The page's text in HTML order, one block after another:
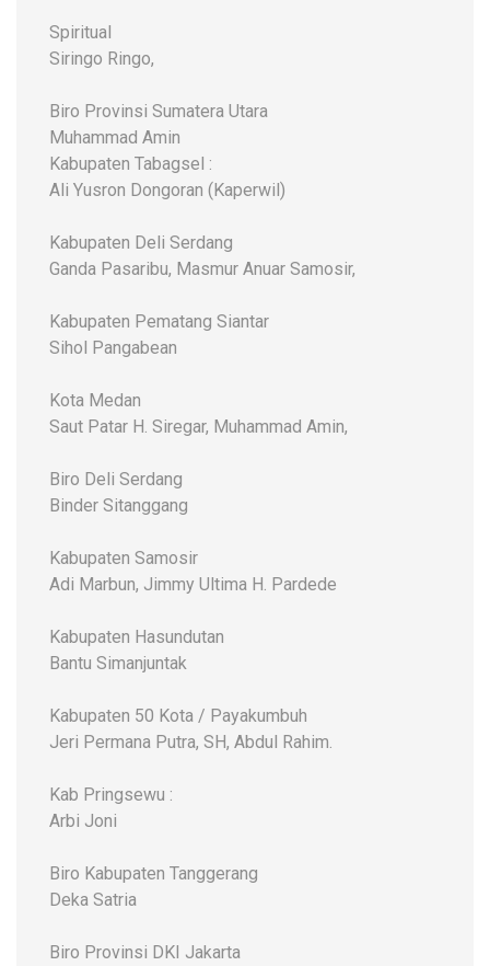
Spiritual
Siringo Ringo,
Biro Provinsi Sumatera Utara
Muhammad Amin
Kabupaten Tabagsel :
Ali Yusron Dongoran (Kaperwil)
Kabupaten Deli Serdang
Ganda Pasaribu, Masmur Anuar Samosir,
Kabupaten Pematang Siantar
Sihol Pangabean
Kota Medan
Saut Patar H. Siregar, Muhammad Amin,
Biro Deli Serdang
Binder Sitanggang
Kabupaten Samosir
Adi Marbun, Jimmy Ultima H. Pardede
Kabupaten Hasundutan
Bantu Simanjuntak
Kabupaten 50 Kota / Payakumbuh
Jeri Permana Putra, SH, Abdul Rahim.
Kab Pringsewu :
Arbi Joni
Biro Kabupaten Tanggerang
Deka Satria
Biro Provinsi DKI Jakarta